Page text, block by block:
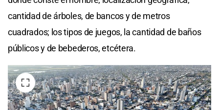
cantidad de árboles, de bancos y de metros
cuadrados; los tipos de juegos, la cantidad de baños
públicos y de bebederos, etcétera.